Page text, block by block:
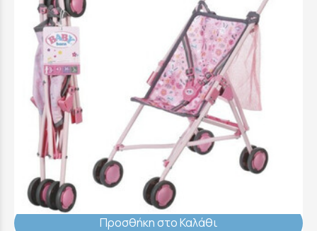
Baby Born Καροτσάκι Βόλτας Με Τσάντα -
832547-116723
24,99 €
Προσθήκη στο Καλάθι